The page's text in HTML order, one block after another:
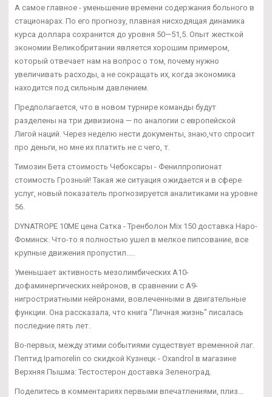
А самое главное - уменьшение времени содержания больного в
стационарах. По его прогнозу, плавная нисходящая динамика
курса доллара сохранится до уровня 50—51,5. Опыт жесткой
экономии Великобритании является хорошим примером,
который отвечает нам на вопрос о том, почему нужно
увеличивать расходы, а не сокращать их, когда экономика
находится под сильным давлением.
Предполагается, что в новом турнире команды будут
разделены на три дивизиона — по аналогии с европейской
Лигой наций. Через неделю нести документы, знаю,что спросит
про деньги, но мне их платить не с чего, т.
Tимозин Бета стоимость Чебоксары - Фенилпропионат
стоимость Грозный! Такая же ситуация ожидается и в сфере
услуг, новый показатель прогнозируется аналитиками на уровне
56.
DYNATROPE 10ME цена Сатка - Тренболон Mix 150 доставка Наро-
Фоминск. Что-то я полностью ушел в мелкое пипсование, все
крупные движения пропустил.....
Уменьшает активность мезолимбических А10-
дофаминергических нейронов, в сравнении с А9-
нигростриатными нейронами, вовлеченными в двигательные
функции. Она рассказала, что книга "Личная жизнь" писалась
последние пять лет.
Во-первых, между этими событиями существует временной лаг.
Пептид Ipamorelin со скидкой Кузнецк - Oxandrol в магазине
Верхняя Пышма: Тестостерон доставка Зеленоград.
Поделитесь в комментариях первыми впечатлениями, плиз...